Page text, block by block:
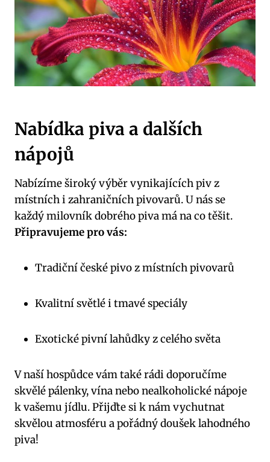
Nabídka piva a dalších
nápojů
Nabízíme široký výběr vynikajících piv z
místních i zahraničních pivovarů. U nás se
každý milovník dobrého piva má na co těšit.
Připravujeme pro vás:
Tradiční české pivo z místních pivovarů
Kvalitní světlé i tmavé speciály
Exotické pivní lahůdky z celého světa
V naší hospůdce vám také rádi doporučíme
skvělé pálenky, vína nebo nealkoholické nápoje
k vašemu jídlu. Přijďte si k nám vychutnat
skvělou atmosféru a pořádný doušek lahodného
piva!